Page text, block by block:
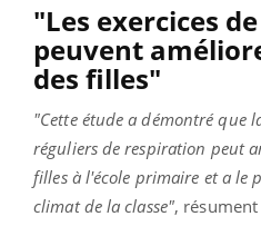
"Les exercices
peuvent
des filles"
"Cette étude a démontré que
réguliers de respiration peut
filles à l'école primaire et a le
climat de la classe",